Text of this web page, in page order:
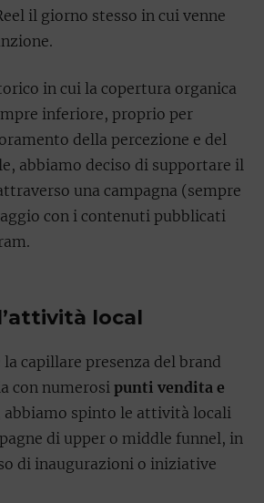
il giorno stesso in cui venne
in cui la copertura organica
inferiore, proprio per
della percezione e del
abbiamo deciso di supportare il
una campagna (sempre
con i contenuti pubblicati
local
capillare presenza del brand
con numerosi punti vendita e
abbiamo spinto le attività locali
di upper o middle funnel, in
di inaugurazioni o iniziative